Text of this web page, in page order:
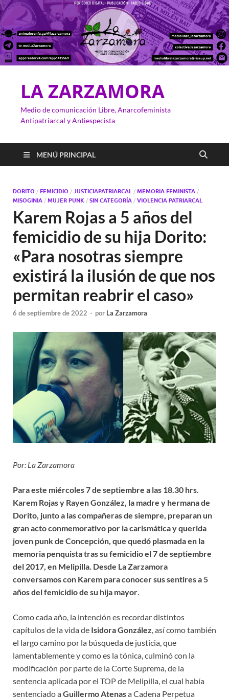
LA ZARZAMORA
Medio de comunicación Libre, Anarcofeminista
Antipatriarcal y Antiespecista
MENÚ PRINCIPAL
DORITO / FEMICIDIO / JUSTICIAPATRIARCAL / MEMORIA FEMINISTA /
MISOGINIA / MUJER PUNK / SIN CATEGORÍA / VIOLENCIA PATRIARCAL
Karem Rojas a 5 años del
femicidio de su hija Dorito:
«Para nosotras siempre
existirá la ilusión de que nos
permitan reabrir el caso»
6 de septiembre de 2022 - por La Zarzamora
Por: La Zarzamora
Para este miércoles 7 de septiembre a las 18.30 hrs.
Karem Rojas y Rayen González, la madre y hermana de
Dorito, junto a las compañeras de siempre, preparan un
gran acto conmemorativo por la carismática y querida
joven punk de Concepción, que quedó plasmada en la
memoria penquista tras su femicidio el 7 de septiembre
del 2017, en Melipilla. Desde La Zarzamora
conversamos con Karem para conocer sus sentires a 5
años del femicidio de su hija mayor.
Como cada año, la intención es recordar distintos
capítulos de la vida de Isidora González, así como también
el largo camino por la búsqueda de justicia, que
lamentablemente y como es la tónica, culminó con la
modificación por parte de la Corte Suprema, de la
sentencia aplicada por el TOP de Melipilla, el cual había
sentenciado aGuillermo Atenasa Cadena Perpetua